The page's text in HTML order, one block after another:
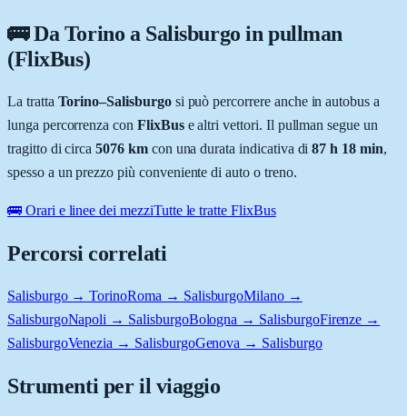
🚌 DaTorino a Salisburgo in pullman
(FlixBus)
La tratta Torino–Salisburgosi può percorrere anche in autobus a
lunga percorrenza con FlixBuse altri vettori. Il pullman segue un
tragitto di circa 5076kmcon una durata indicativa di 87 h 18 min,
spesso a un prezzo più conveniente di auto o treno.
🚌 Orari e linee dei mezziTutte le tratte FlixBus
Percorsi correlati
Salisburgo → TorinoRoma → SalisburgoMilano →
SalisburgoNapoli → SalisburgoBologna → SalisburgoFirenze →
SalisburgoVenezia → SalisburgoGenova → Salisburgo
Strumenti per il viaggio